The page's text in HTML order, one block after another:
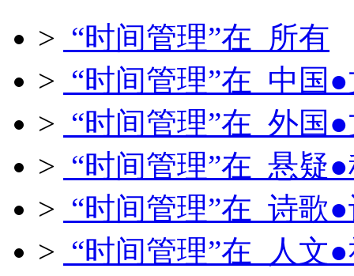
> “时间管理”在 所有
> “时间管理”在 中国
> “时间管理”在 外国
> “时间管理”在 悬疑
> “时间管理”在 诗歌
> “时间管理”在 人文